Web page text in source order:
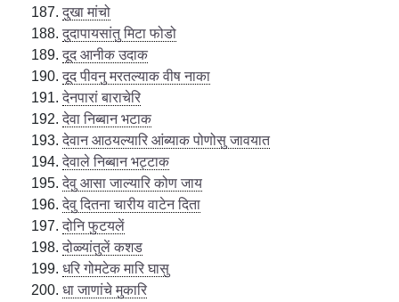
दुखा मांचो
दुदापायसांतु मिटा फोडो
दूद आनीक उदाक
दूद पीवनु मरतल्याक वीष नाका
देनपारां बाराचेरि
देवा निब्बान भटाक
देवान आठयल्यारि आंब्याक पोणोसु जावयात
देवाले निब्बान भट्टाक
देवु आसा जाल्यारि कोण जाय
देवु दितना चारीय वाटेन दिता
दोनि फुटयलें
दोळ्यांतुलें कशड
धरि गोमटेक मारि घासु
धा जाणांचे मुकारि